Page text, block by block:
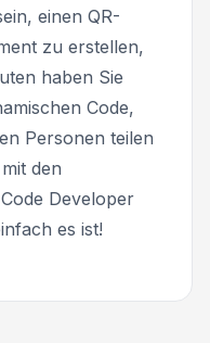
einen QR-
zu erstellen,
haben Sie
Code,
Personen teilen
den
Developer
es ist!